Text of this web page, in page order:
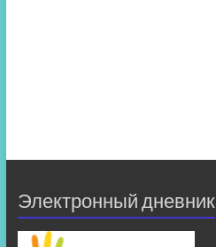
Электронный дневник